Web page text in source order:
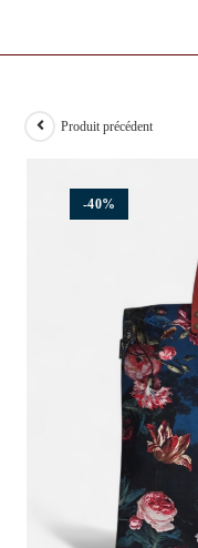
-40%
Produit précédent